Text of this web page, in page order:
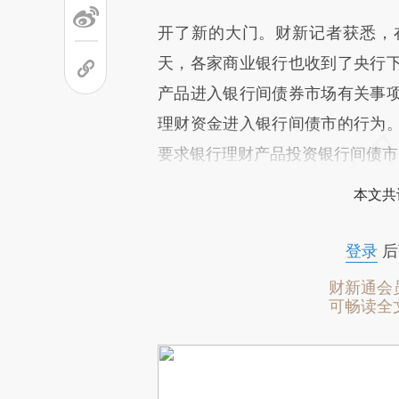
开了新的大门。财新记者获悉
天，各家商业银行也收到了央行
产品进入银行间债券市场有关事
理财资金进入银行间债市的行为
要求银行理财产品投资银行间债
本文共
登录后
财新通会
可畅读全